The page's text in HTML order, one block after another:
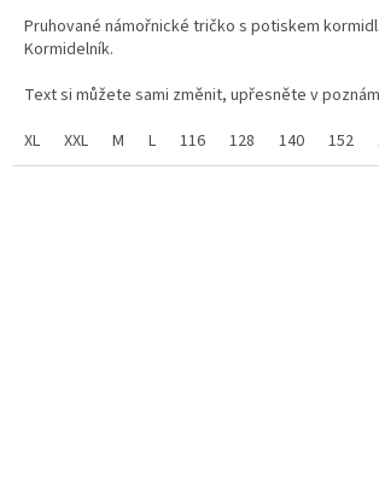
z
5
Pruhované námořnické tričko s potiskem
Kormidelník.
Text si můžete sami změnit, upřesněte v
velikosti - dětské i dospělé
XL XXL M L 116 128 140 152